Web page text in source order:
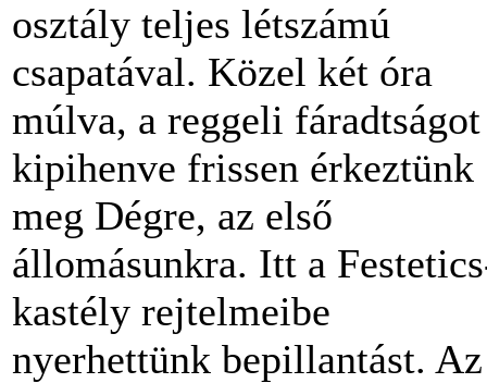
osztály teljes létszámú
csapatával. Közel két óra
múlva, a reggeli fáradtságot
kipihenve frissen érkeztünk
meg Dégre, az első
állomásunkra. Itt a
kastély rejtelmeibe
nyerhettünk bepillantást. Az